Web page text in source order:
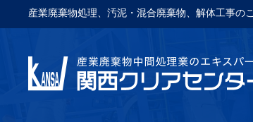
産業廃棄物処理、汚泥・混合廃棄物、解体工事の